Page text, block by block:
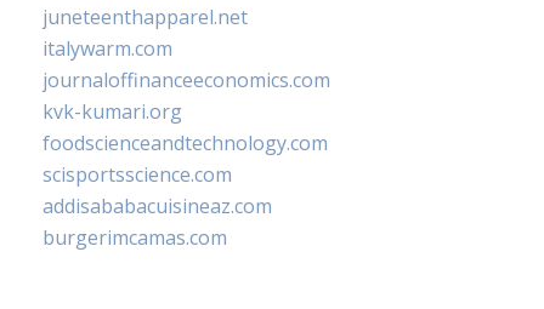
juneteenthapparel.net
italywarm.com
journaloffinanceeconomics.com
kvk-kumari.org
foodscienceandtechnology.com
scisportsscience.com
addisababacuisineaz.com
burgerimcamas.com